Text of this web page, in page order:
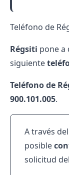
Teléfono de
Régsiti pone a
siguiente
Teléfono de
900.101.005.
A través del
posible
solicitud del